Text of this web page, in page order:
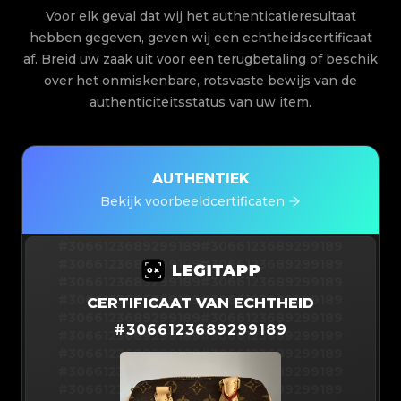
Voor elk geval dat wij het authenticatieresultaat
hebben gegeven, geven wij een echtheidscertificaat
af. Breid uw zaak uit voor een terugbetaling of beschik
over het onmiskenbare, rotsvaste bewijs van de
authenticiteitsstatus van uw item.
AUTHENTIEK
Bekijk voorbeeldcertificaten
#3066123689299189#3066123689299189
#3066123689299189#3066123689299189
#3066123689299189#3066123689299189
#3066123689299189#3066123689299189
#3066123689299189#3066123689299189
#3066123689299189#3066123689299189
CERTIFICAAT VAN ECHTHEID
#3066123689299189